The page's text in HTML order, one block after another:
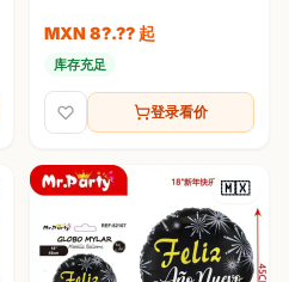
MXN 8?.?? 起
库存充足
登录看价
🇲🇽